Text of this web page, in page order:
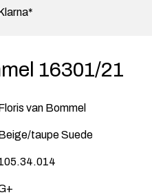
16301/21
van Bommel
taupe Suede